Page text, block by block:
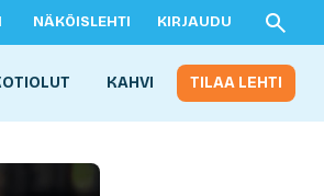
NÄKÖISLEHTI KIRJAUDU
KAHVI TILAA LEHTI